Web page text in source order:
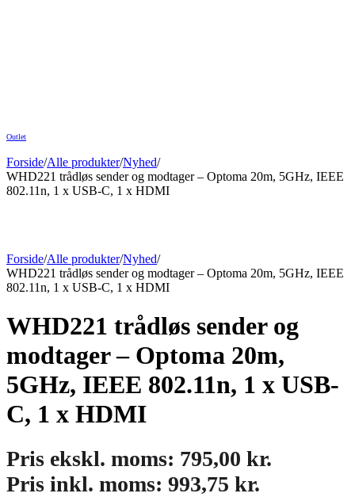
Outlet
Forside/Alle produkter/Nyhed/
WHD221 trådløs sender og modtager – Optoma 20m, 5GHz, IEEE
802.11n, 1 x USB-C, 1 x HDMI
Forside/Alle produkter/Nyhed/
WHD221 trådløs sender og modtager – Optoma 20m, 5GHz, IEEE
802.11n, 1 x USB-C, 1 x HDMI
WHD221 trådløs sender og
modtager – Optoma 20m,
5GHz, IEEE 802.11n, 1 x USB-
C, 1 x HDMI
Pris ekskl. moms: 795,00 kr.
Pris inkl. moms: 993,75 kr.